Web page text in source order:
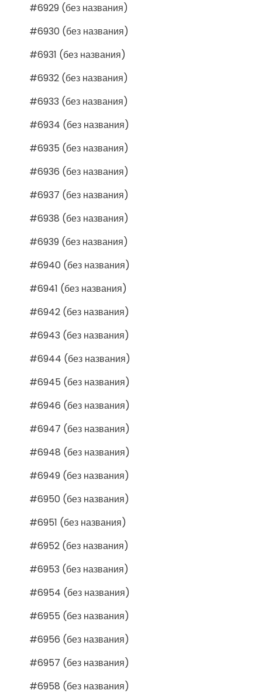
#6929 (без названия)
#6930 (без названия)
#6931 (без названия)
#6932 (без названия)
#6933 (без названия)
#6934 (без названия)
#6935 (без названия)
#6936 (без названия)
#6937 (без названия)
#6938 (без названия)
#6939 (без названия)
#6940 (без названия)
#6941 (без названия)
#6942 (без названия)
#6943 (без названия)
#6944 (без названия)
#6945 (без названия)
#6946 (без названия)
#6947 (без названия)
#6948 (без названия)
#6949 (без названия)
#6950 (без названия)
#6951 (без названия)
#6952 (без названия)
#6953 (без названия)
#6954 (без названия)
#6955 (без названия)
#6956 (без названия)
#6957 (без названия)
#6958 (без названия)